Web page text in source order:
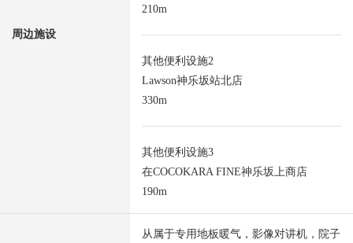
周边施设
210m
其他便利设施2
Lawson神乐坂站北店
330m
其他便利设施3
在COCOKARA FINE神乐坂上商店
190m
从属于专用地板暖气，影像对讲机，院子